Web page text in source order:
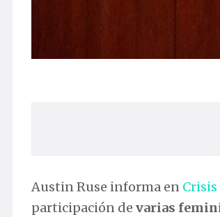
Austin Ruse informa en
participación de varias